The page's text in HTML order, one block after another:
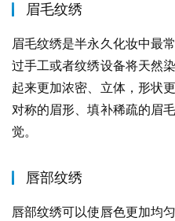
眉毛纹绣
眉毛纹绣是半永久化妆中最
过手工或者纹绣设备将天然
起来更加浓密、立体，形状
对称的眉形、填补稀疏的眉
觉。
唇部纹绣
唇部纹绣可以使唇色更加均